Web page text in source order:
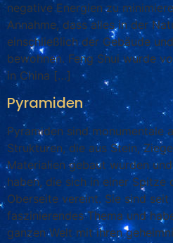
negative Energien zu
Annahme, dass alles in der
einschließlich der Gebäude
bewohnen. Feng Shui wurde
in China […]
Pyramiden
Pyramiden sind monumentale
Strukturen, die aus Stein,
Materialien gebaut wurden
haben, die sich in einer Spitze
Oberseite vereint. Sie sind
faszinierendes Thema und
ganzen Welt mit ihren